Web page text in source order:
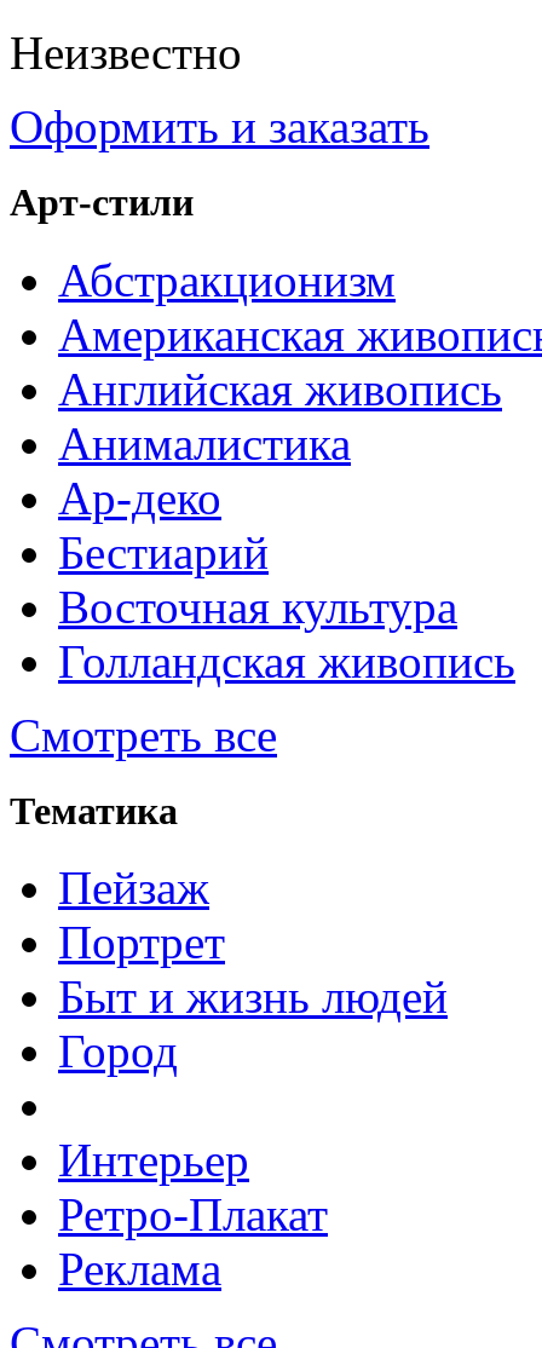
Неизвестно
Оформить и заказать
Арт-стили
Абстракционизм
Американская
Английская живопись
Анималистика
Ар-деко
Бестиарий
Восточная культура
Голландская живопись
Смотреть все
Тематика
Пейзаж
Портрет
Быт и жизнь людей
Город
Интерьер
Ретро-Плакат
Реклама